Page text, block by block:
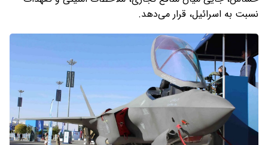
نسبت به اسرائیل، قرار می‌دهد.